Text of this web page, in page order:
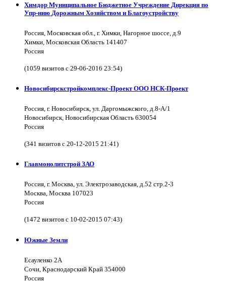
Химдор Муниципальное Бюджетное Учреждение Дирекция по
Упр-нию Дорожным Хозяйством и Благоустройству
Россия, Московская обл., г. Химки, Нагорное шоссе, д.9
Химки, Московская Область 141407
Россия
(1059 визитов с 29-06-2016 23:54)
Новосибирскстройкомплекс-Проект ООО НСК-Проект
Россия, г. Новосибирск, ул. Даргомыжского, д.8-А/1
Новосибирск, Новосибирская Область 630054
Россия
(341 визитов с 20-12-2015 21:41)
Главмонолитстрой ЗАО
Россия, г. Москва, ул. Электрозаводская, д.52 стр.2-3
Москва, Москва 107023
Россия
(1472 визитов с 10-02-2015 07:43)
Южные Земли
Есауленко 2А
Сочи, Краснодарский Край 354000
Россия